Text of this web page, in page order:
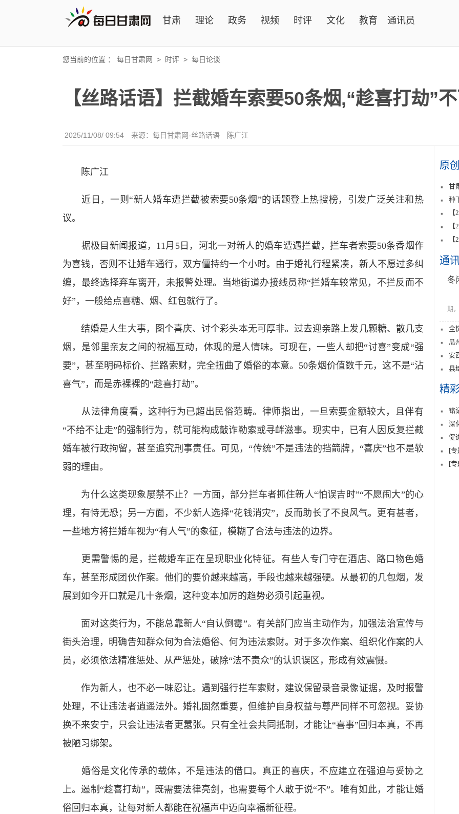
甘肃 理论 政务 视频 时评 文化 教育 通讯员
您当前的位置 ： 每日甘肃网 > 时评 > 每日论谈
【丝路话语】拦截婚车索要50条烟,“趁喜打劫”
2025/11/08/ 09:54 来源： 每日甘肃网-丝路话语 陈广江
陈广江
近日，一则“新人婚车遭拦截被索要50条烟”的话题登上热搜榜，引发广泛关注和热
议。
据极目新闻报道，11月5日，河北一对新人的婚车遭遇拦截，拦车者索要50条香烟作
为喜钱，否则不让婚车通行，双方僵持约一个小时。由于婚礼行程紧凑，新人不愿过多纠
缠，最终选择弃车离开，未报警处理。当地街道办接线员称“拦婚车较常见，不拦反而不
好”，一般给点喜糖、烟、红包就行了。
结婚是人生大事，图个喜庆、讨个彩头本无可厚非。过去迎亲路上发几颗糖、散几支
烟，是邻里亲友之间的祝福互动，体现的是人情味。可现在，一些人却把“讨喜”变成“强
要”，甚至明码标价、拦路索财，完全扭曲了婚俗的本意。50条烟价值数千元，这不是“沾
喜气”，而是赤裸裸的“趁喜打劫”。
从法律角度看，这种行为已超出民俗范畴。律师指出，一旦索要金额较大，且伴有
“不给不让走”的强制行为，就可能构成敲诈勒索或寻衅滋事。现实中，已有人因反复拦截
婚车被行政拘留，甚至追究刑事责任。可见，“传统”不是违法的挡箭牌，“喜庆”也不是软
弱的理由。
为什么这类现象屡禁不止？一方面，部分拦车者抓住新人“怕误吉时”“不愿闹大”的心
理，有恃无恐；另一方面，不少新人选择“花钱消灾”，反而助长了不良风气。更有甚者，
一些地方将拦婚车视为“有人气”的象征，模糊了合法与违法的边界。
更需警惕的是，拦截婚车正在呈现职业化特征。有些人专门守在酒店、路口物色婚
车，甚至形成团伙作案。他们的要价越来越高，手段也越来越强硬。从最初的几包烟，发
展到如今开口就是几十条烟，这种变本加厉的趋势必须引起重视。
面对这类行为，不能总靠新人“自认倒霉”。有关部门应当主动作为，加强法治宣传与
街头治理，明确告知群众何为合法婚俗、何为违法索财。对于多次作案、组织化作案的人
员，必须依法精准惩处、从严惩处，破除“法不责众”的认识误区，形成有效震慑。
作为新人，也不必一味忍让。遇到强行拦车索财，建议保留录音录像证据，及时报警
处理，不让违法者逍遥法外。婚礼固然重要，但维护自身权益与尊严同样不可忽视。妥协
换不来安宁，只会让违法者更嚣张。只有全社会共同抵制，才能让“喜事”回归本真，不再
被陋习绑架。
婚俗是文化传承的载体，不是违法的借口。真正的喜庆，不应建立在强迫与妥协之
上。遏制“趁喜打劫”，既需要法律亮剑，也需要每个人敢于说“不”。唯有如此，才能让婚
俗回归本真，让每对新人都能在祝福声中迈向幸福新征程。
原
甘
种
通
冬
期
全
瓜
安
县
精
铭
深
促
[专
[专